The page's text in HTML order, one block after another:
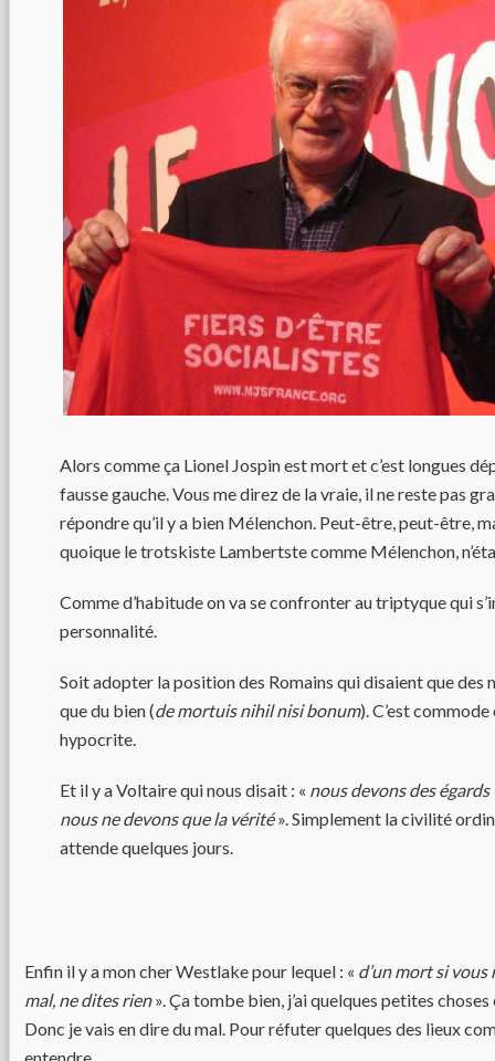
Alors comme ça Lionel Jospin est mort et c’est longues
fausse gauche. Vous me direz de la vraie, il ne reste pas
répondre qu’il y a bien Mélenchon. Peut-être, peut-être,
quoique le trotskiste Lambertste comme Mélenchon,
Comme d’habitude on va se confronter au triptyque qui
personnalité.
Soit adopter la position des Romains qui disaient que des
que du bien (de mortuis nihil nisi bonum). C’est
hypocrite.
Et il y a Voltaire qui nous disait : « nous devons des
nous ne devons que la vérité». Simplement la civilité
attende quelques jours.
Enfin il y a mon cher Westlake pour lequel : « d’un mort si vous
mal, ne dites rien». Ça tombe bien, j’ai quelques petites
Donc je vais en dire du mal. Pour réfuter quelques des lieux